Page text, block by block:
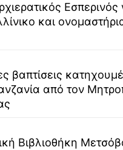
Εσπερινός
και
βαπτίσεις
από τον
Βιβλιοθήκη